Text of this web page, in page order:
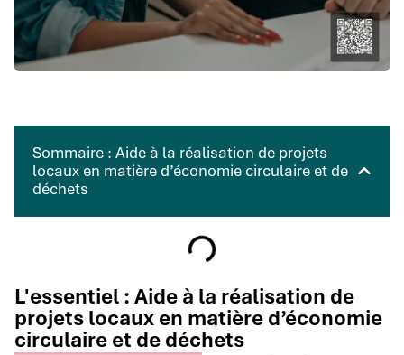
Sommaire : Aide à la réalisation de projets
locaux en matière d’économie circulaire et de
déchets
L'essentiel : Aide à la réalisation de
projets locaux en matière d’économie
circulaire et de déchets